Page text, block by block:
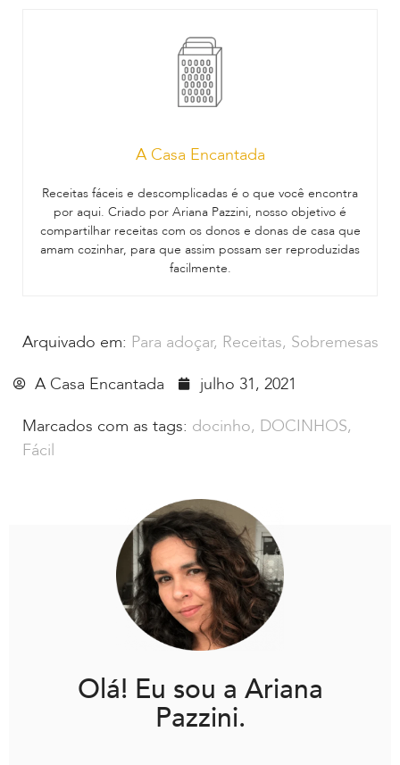
A Casa Encantada
Receitas fáceis e descomplicadas é o que você encontra
por aqui. Criado por Ariana Pazzini, nosso objetivo é
compartilhar receitas com os donos e donas de casa que
amam cozinhar, para que assim possam ser reproduzidas
facilmente.
Arquivado em: Para adoçar, Receitas, Sobremesas
A Casa Encantada
julho 31, 2021
Marcados com as tags: docinho, DOCINHOS,
Fácil
Olá! Eu sou a Ariana
Pazzini.